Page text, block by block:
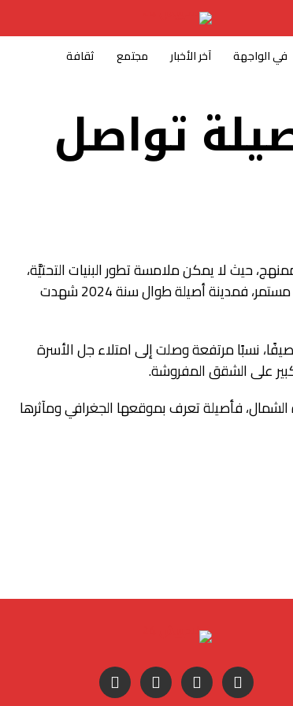
في الواجهة آخر الأخبار مجتمع ثقافة
تواصل
حيث لا يمكن ملامسة تطور البنيات التحتيَّة،
فإنّ المدينة ما زالت قادرة على استقطاب السياح بشكل مستمر، فمدينة أصيلة طوال سنة 2024 شهدت
نسبًا مرتفعة وصلت إلى امتلاء جل الأسرة
على الشقق المفروشة.
فأصيلة تعرف بموقعها الجغرافي ومآثرها